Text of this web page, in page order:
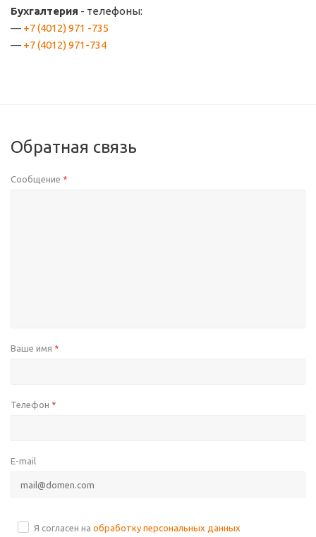
Бухгалтерия - телефоны:
+7 (4012) 971 -735
+7 (4012) 971-734
Обратная связь
Сообщение *
Ваше имя *
Телефон *
E-mail
Я согласен на обработку персональных данных